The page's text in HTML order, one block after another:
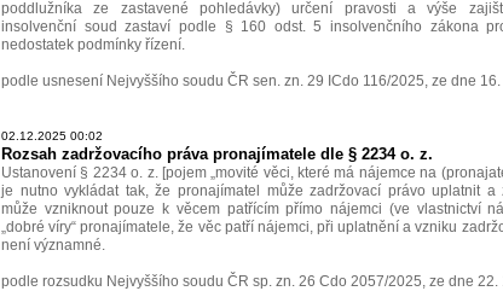
poddlužníka ze zastavené pohledávky) určení pravosti a výše
insolvenční soud zastaví podle § 160 odst. 5 insolvenčního zákona
nedostatek podmínky řízení.
podle usnesení Nejvyššího soudu ČR sen. zn. 29 ICdo 116/2025, ze dne
02.12.2025 00:02
Rozsah zadržovacího práva pronajímatele dle § 2234 o. z.
Ustanovení § 2234 o. z. [pojem „movité věci, které má nájemce na
je nutno vykládat tak, že pronajímatel může zadržovací právo uplatnit a
může vzniknout pouze k věcem patřícím přímo nájemci (ve vlastnictví
„dobré víry“ pronajímatele, že věc patří nájemci, při uplatnění a vzniku
není významné.
podle rozsudku Nejvyššího soudu ČR sp. zn. 26 Cdo 2057/2025, ze dne 22.